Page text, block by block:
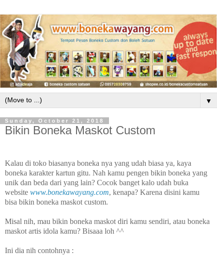
▼
Sunday, October 21, 2018
Bikin Boneka Maskot Custom
Kalau di toko biasanya boneka nya yang udah biasa ya, kaya
boneka karakter kartun gitu. Nah kamu pengen bikin boneka yang
unik dan beda dari yang lain? Cocok banget kalo udah buka
website www.bonekawayang.com, kenapa? Karena disini kamu
bisa bikin boneka maskot custom.
Misal nih, mau bikin boneka maskot diri kamu sendiri, atau boneka
maskot artis idola kamu? Bisaaa loh ^^
Ini dia nih contohnya :